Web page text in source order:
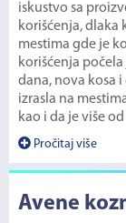
iskustvo sa
korišćenja, dlaka
mestima gde je
korišćenja počela
dana, nova kosa i
izrasla na
kao i da je više
Pročitaj više
Avene